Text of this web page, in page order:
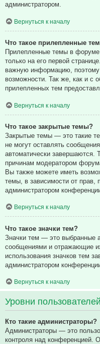
администратором.
Вернуться к началу
Что такое прилепленные
Прилепленные темы в
только на его первой
важную информацию,
возможности. Так же, как и с
прилепленных тем
Вернуться к началу
Что такое закрытые темы?
Закрытые темы — это такие
не могут оставлять
автоматически завершаются.
причинам модератором
Вы также можете иметь
темы, в зависимости от прав,
администратором
Вернуться к началу
Что такое значки тем?
Значки тем — это выбранные
сообщениями и отражающие
использования значков тем
администратором
Вернуться к началу
Уровни
Кто такие администраторы?
Администраторы — это
контроля над конференцией.